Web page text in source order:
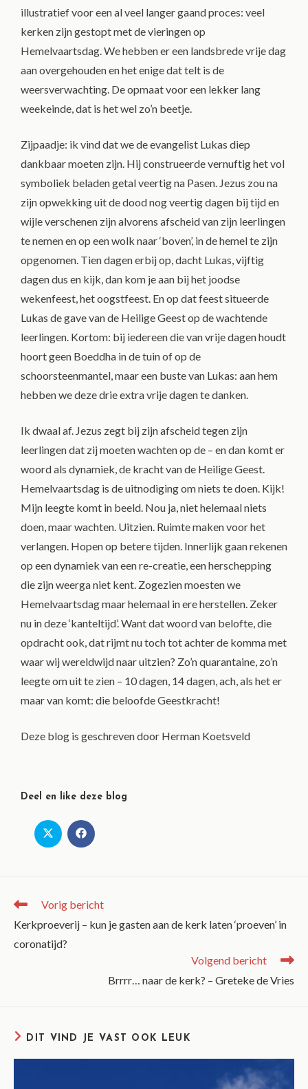
illustratief voor een al veel langer gaand proces: veel
kerken zijn gestopt met de vieringen op
Hemelvaartsdag. We hebben er een landsbrede vrije dag
aan overgehouden en het enige dat telt is de
weersverwachting. De opmaat voor een lekker lang
weekeinde, dat is het wel zo’n beetje.
Zijpaadje: ik vind dat we de evangelist Lukas diep
dankbaar moeten zijn. Hij construeerde vernuftig het vol
symboliek beladen getal veertig na Pasen. Jezus zou na
zijn opwekking uit de dood nog veertig dagen bij tijd en
wijle verschenen zijn alvorens afscheid van zijn leerlingen
te nemen en op een wolk naar ‘boven’, in de hemel te zijn
opgenomen. Tien dagen erbij op, dacht Lukas, vijftig
dagen dus en kijk, dan kom je aan bij het joodse
wekenfeest, het oogstfeest. En op dat feest situeerde
Lukas de gave van de Heilige Geest op de wachtende
leerlingen. Kortom: bij iedereen die van vrije dagen houdt
hoort geen Boeddha in de tuin of op de
schoorsteenmantel, maar een buste van Lukas: aan hem
hebben we deze drie extra vrije dagen te danken.
Ik dwaal af. Jezus zegt bij zijn afscheid tegen zijn
leerlingen dat zij moeten wachten op de – en dan komt er
woord als dynamiek, de kracht van de Heilige Geest.
Hemelvaartsdag is de uitnodiging om niets te doen. Kijk!
Mijn leegte komt in beeld. Nou ja, niet helemaal niets
doen, maar wachten. Uitzien. Ruimte maken voor het
verlangen. Hopen op betere tijden. Innerlijk gaan rekenen
op een dynamiek van een re-creatie, een herschepping
die zijn weerga niet kent. Zogezien moesten we
Hemelvaartsdag maar helemaal in ere herstellen. Zeker
nu in deze ‘kanteltijd’. Want dat woord van belofte, die
opdracht ook, dat rijmt nu toch tot achter de komma met
waar wij wereldwijd naar uitzien? Zo’n quarantaine, zo’n
leegte om uit te zien – 10 dagen, 14 dagen, ach, als het er
maar van komt: die beloofde Geestkracht!
Deze blog is geschreven door Herman Koetsveld
Deel en like deze blog
Vorig bericht
Kerkproeverij – kun je gasten aan de kerk laten ‘proeven’ in
coronatijd?
Volgend bericht
Brrrr… naar de kerk? – Greteke de Vries
DIT VIND JE VAST OOK LEUK